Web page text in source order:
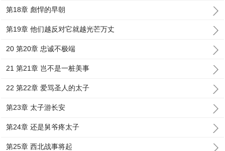
第18章 彪悍的早朝
第19章 他们越反对它就越光芒万丈
20 第20章 忠诚不极端
21 第21章 岂不是一桩美事
22 第22章 爱骂圣人的太子
第23章 太子游长安
第24章 还是舅爷疼太子
第25章 西北战事将起